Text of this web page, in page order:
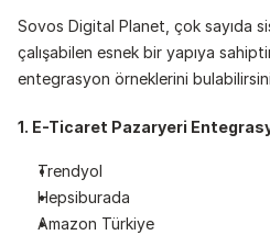
Sovos Digital Planet, çok sayıda
çalışabilen esnek bir yapıya
entegrasyon örneklerini
1. E-Ticaret Pazaryeri
Trendyol
Hepsiburada
Amazon Türkiye